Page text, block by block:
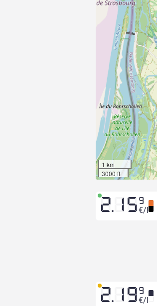
1 km
3000 ft
2.15 9
€/l
2.19 9
€/l